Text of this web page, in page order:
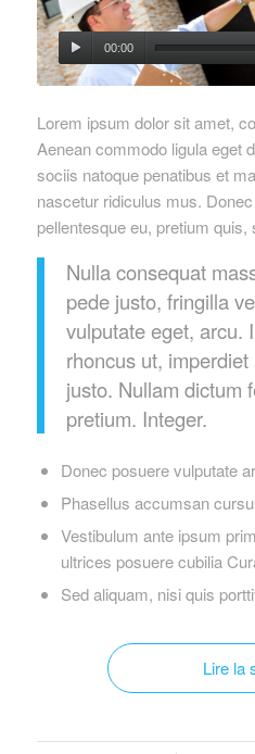
00:00
Lorem ipsum dolor sit amet,
Aenean commodo ligula eget
sociis natoque penatibus et
nascetur ridiculus mus.
pellentesque eu, pretium quis,
Nulla consequat
pede justo, fringilla
vulputate eget, arcu.
rhoncus ut,
justo. Nullam dictum
pretium. Integer.
Donec posuere vulputate
Phasellus accumsan
Vestibulum ante ipsum
ultrices posuere cubilia
Sed aliquam, nisi quis
Lire la